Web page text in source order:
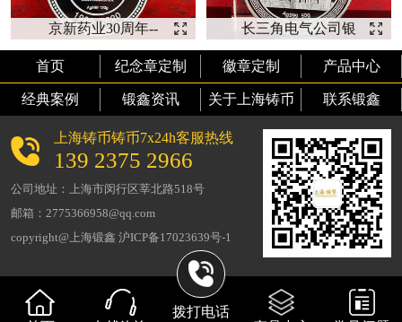
京新药业30周年--
【银币厂家】
长三角电气公司银
币--【银币定制】
首页
纪念章定制 徽章定制 产品中心
经典案例 锻鑫资讯 关于上海铸币 联系锻鑫
上海铸币铸币7x24h客服热线
139 2375 2966
公司地址：上海市闵行区莘北路518号
邮箱：2775366958@qq.com
copyright@上海锻鑫 沪ICP备17023639号-1
拨打电话